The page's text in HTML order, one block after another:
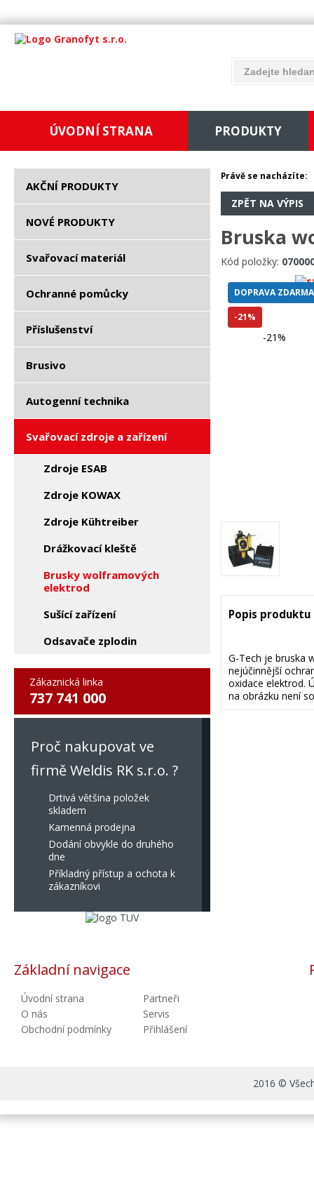
ÚVODNÍ STRANA PRODUKTY
AKČNÍ PRODUKTY
NOVÉ PRODUKTY
Svařovací materiál
Ochranné pomůcky
Příslušenství
Brusivo
Autogenní technika
Svařovací zdroje a zařízení
Zdroje ESAB
Zdroje KOWAX
Zdroje Kühtreiber
Drážkovací kleště
Brusky wolframových
elektrod
Sušící zařízení
Odsavače zplodin
Zákaznická linka
737 741 000
Proč nakupovat ve
firmě Weldis RK s.r.o. ?
Drtivá většina položek
skladem
Kamenná prodejna
Dodání obvykle do druhého
dne
Příkladný přístup a ochota k
zákazníkovi
Právě se nacházíte:
ZPĚT NA VÝPIS
Bruska
Kód položky:
DOPRAVA ZDARMA
-21%
-21%
Popis produktu
G-Tech je bruska
nejúčinnější
oxidace elektrod.
na obrázku není
Základní navigace
Úvodní strana
O nás
Obchodní podmínky
Partneři
Servis
Přihlášení
2016 ©